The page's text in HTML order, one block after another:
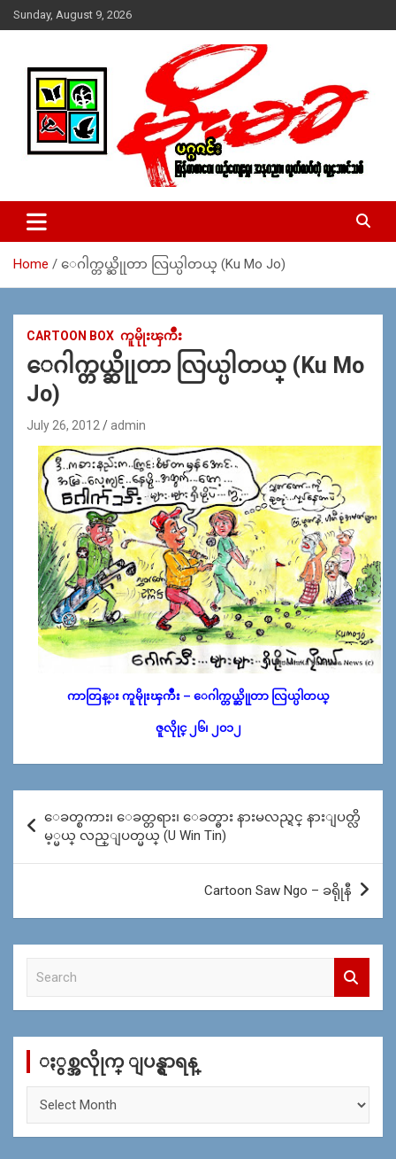
Skip
to
Sunday, August 9, 2026
MoeMaKa Burmese News &
Media
ယ္ေရး – အမွတ္ ၂၅၄၊ ပထပ္၊ လမ္း ၄၀၊ ေက်ာက္တံတား၊ ရန္ကုန္။
(ဖုုံး – ၀၉ ၂၅၂ ၂၄၉ ၀၉၄ ၊ ၀၉ ၄၂၁ ၇၄၃ ၇၅၃ ၊ ၀၉ ၅၀၄ ၁၀ ၅၈) ျ
ဇာေစ်းသစ္ ။ ၀၉ ၇၈၆၈၃၇ ၃၀၅ / ၀၉ ၉၆၃၆၉၉၈၃၄
Home ေဂါက္တယ္ဆိုုတာ လြယ္ပါတယ္ (Ku Mo Jo)
CARTOON BOX ကူမိုုးၾကိဳး
ေဂါက္တယ္ဆိုုတာ လြယ္ပါတယ္ (Ku Mo
Jo)
July 26, 2012 admin
ကာတြန္း ကူမိုုးၾကိဳး – ေဂါက္တယ္ဆိုုတာ လြယ္ပါတယ္
ဇူလိုုင္ ၂၆၊ ၂၀၁၂
navigation
ေခတ္စကား၊ ေခတ္တရား၊ ေခတ္ဓား နားမလည္ရင္ နားျပတ္လိ
မ့္မယ္ လည္ျပတ္မယ္ (U Win Tin)
Cartoon Saw Ngo – ခရိုုနီ
c
ႏွစ္အလိုုက္ ျပန္ရွာရန္